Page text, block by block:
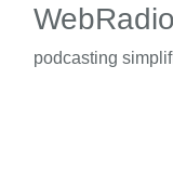
WebRadio
podcasting